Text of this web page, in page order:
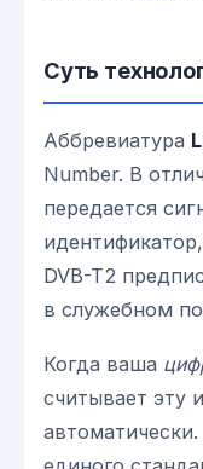
Суть
Аббревиатура
Number. В
передается
DVB-T2
в служебном
Когда ваша
считывает эту